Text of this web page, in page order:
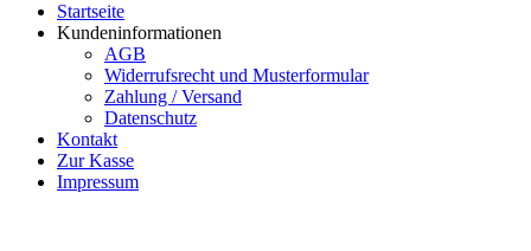
Startseite
Kundeninformationen
AGB
Widerrufsrecht und Musterformular
Zahlung / Versand
Datenschutz
Kontakt
Zur Kasse
Impressum